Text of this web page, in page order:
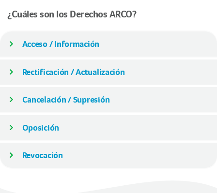
¿Cuáles son los Derechos ARCO?
Acceso / Información
Rectificación / Actualización
Cancelación / Supresión
Oposición
Revocación